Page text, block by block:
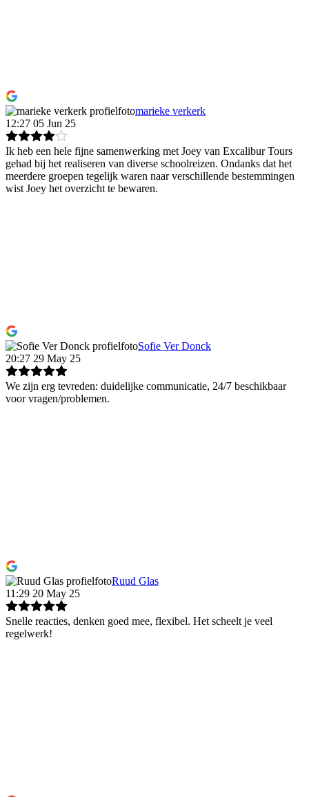
marieke verkerk
12:27 05 Jun 25
Ik heb een hele fijne samenwerking met Joey van Excalibur Tours
gehad bij het realiseren van diverse schoolreizen. Ondanks dat het
meerdere groepen tegelijk waren naar verschillende bestemmingen
wist Joey het overzicht te bewaren.
Sofie Ver Donck
20:27 29 May 25
We zijn erg tevreden: duidelijke communicatie, 24/7 beschikbaar
voor vragen/problemen.
Ruud Glas
11:29 20 May 25
Snelle reacties, denken goed mee, flexibel. Het scheelt je veel
regelwerk!